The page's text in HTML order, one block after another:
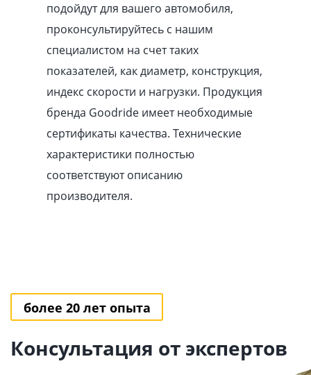
подойдут для вашего автомобиля,
проконсультируйтесь с нашим
специалистом на счет таких
показателей, как диаметр, конструкция,
индекс скорости и нагрузки. Продукция
бренда Goodride имеет необходимые
сертификаты качества. Технические
характеристики полностью
соответствуют описанию
производителя.
более 20 лет опыта
Консультация от экспертов